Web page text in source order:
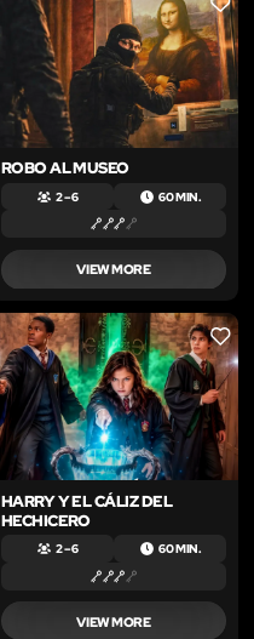
LIKE
ROBO AL MUSEO
2 – 6 60 MIN.
VIEW MORE
LIKE
HARRY Y EL CÁLIZ DEL
HECHICERO
2 – 6 60 MIN.
VIEW MORE